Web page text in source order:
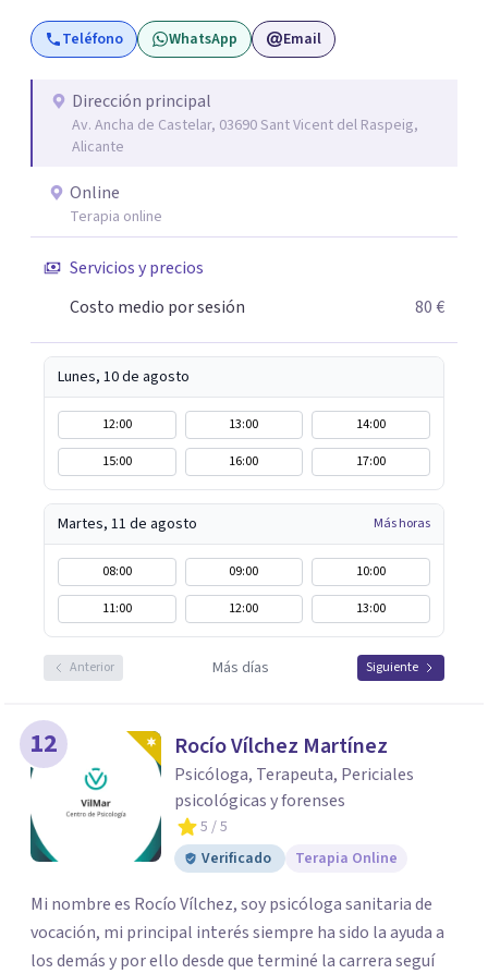
tiene sede en Madrid y Alicante.
Teléfono WhatsApp Email
Dirección principal
Av. Ancha de Castelar, 03690 Sant Vicent del Raspeig,
Alicante
Online
Terapia online
Servicios y precios
Costo medio por sesión
80 €
Lunes, 10 de agosto
12:00 13:00
14:00
15:00
16:00 17:00
Martes, 11 de agosto Más horas
08:00 09:00
10:00
11:00
12:00 13:00
Anterior Más días Siguiente
12 Rocío Vílchez Martínez
Psicóloga, Terapeuta, Periciales
psicológicas y forenses
5 / 5
Verificado
Terapia Online
Mi nombre es Rocío Vílchez, soy psicóloga sanitaria de
vocación, mi principal interés siempre ha sido la ayuda a
los demás y por ello desde que terminé la carrera seguí